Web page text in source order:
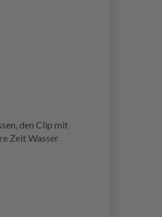
den Clip mit
Zeit Wasser